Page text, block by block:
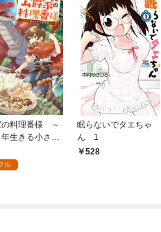
の料理番様 ～
生きる小さな
（１）
ル
眠らないでタエちゃ
ん 1
528